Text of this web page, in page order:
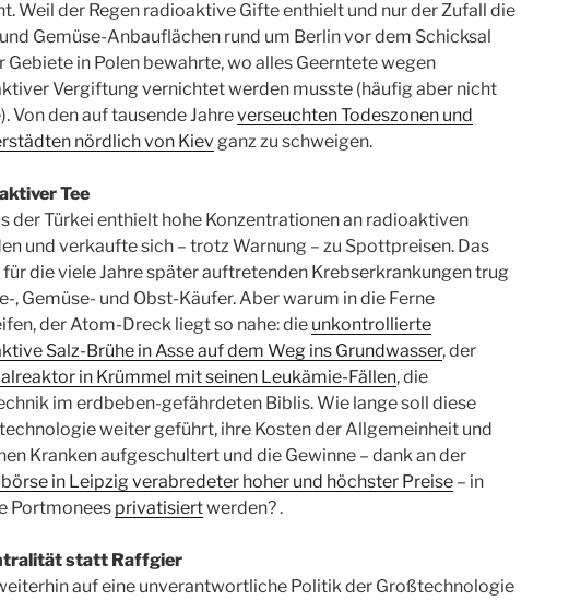
Weil der Regen radioaktive Gifte enthielt und nur der Zufall die
Gemüse-Anbauflächen rund um Berlin vor dem Schicksal
Gebiete in Polen bewahrte, wo alles Geerntete wegen
Vergiftung vernichtet werden musste (häufig aber nicht
Von den auf tausende Jahreverseuchten Todeszonen und
nördlich von Kievganz zu schweigen.
Tee
der Türkei enthielt hohe Konzentrationen an radioaktiven
und verkaufte sich – trotz Warnung – zu Spottpreisen. Das
für die viele Jahre später auftretenden Krebserkrankungen trug
, Gemüse- und Obst-Käufer. Aber warum in die Ferne
der Atom-Dreck liegt so nahe: die unkontrollierte
Salz-Brühe in Asse auf dem Weg ins Grundwasser, der
in Krümmel mit seinen Leukämie-Fällen, die
im erdbeben-gefährdeten Biblis. Wie lange soll diese
weiter geführt, ihre Kosten der Allgemeinheit und
Kranken aufgeschultert und die Gewinne – dank an der
in Leipzig verabredeter hoher und höchster Preise – in
Portmonees privatisiertwerden?.
statt Raffgier
auf eine unverantwortliche Politik der Großtechnologie